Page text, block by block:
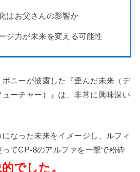
はお父さんの影響か
ジ力が未来を変える可能性
ニーが披露した『歪んだ未来（デ
ーチャー）』は、非常に興味深い
なった未来をイメージし、ルフィ
てCP-8のアルファを一撃で粉砕
でした。